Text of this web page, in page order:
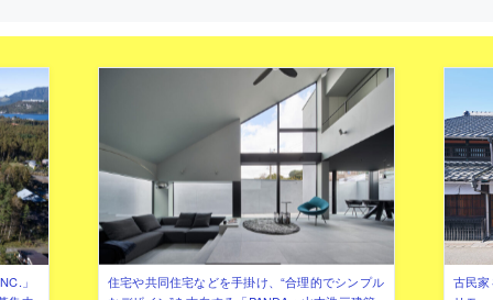
」
住宅や共同住宅などを手掛け、“合理的でシンプル
古民